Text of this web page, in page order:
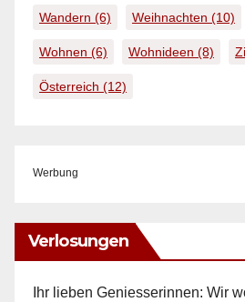
Wandern (6) Weihnachten (10)
Wohnen (6) Wohnideen (8)
Österreich (12)
Werbung
Verlosungen
Ihr lieben Geniesserinnen: Wir